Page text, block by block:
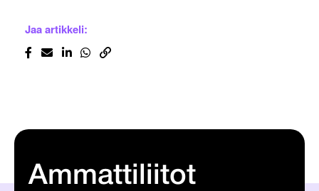
Jaa artikkeli:
Ammattiliitot